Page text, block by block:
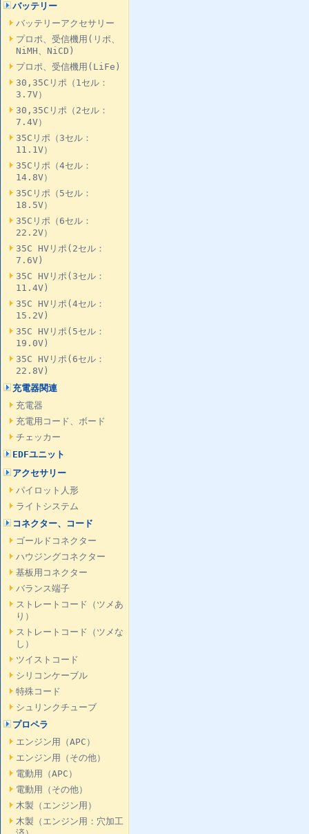
バッテリー
バッテリーアクセサリー
プロポ、受信機用(リポ、
NiMH、NiCD)
プロポ、受信機用(LiFe)
30,35Cリポ（1セル：
3.7V）
30,35Cリポ（2セル：
7.4V）
35Cリポ（3セル：
11.1V）
35Cリポ（4セル：
14.8V）
35Cリポ（5セル：
18.5V）
35Cリポ（6セル：
22.2V）
35C HVリポ(2セル：
7.6V)
35C HVリポ(3セル：
11.4V)
35C HVリポ(4セル：
15.2V)
35C HVリポ(5セル：
19.0V)
35C HVリポ(6セル：
22.8V)
充電器関連
充電器
充電用コード、ボード
チェッカー
EDFユニット
アクセサリー
パイロット人形
ライトシステム
コネクター、コード
ゴールドコネクター
ハウジングコネクター
基板用コネクター
バランス端子
ストレートコード（ツメあ
り）
ストレートコード（ツメな
し）
ツイストコード
シリコンケーブル
特殊コード
シュリンクチューブ
プロペラ
エンジン用（APC）
エンジン用（その他）
電動用（APC）
電動用（その他）
木製（エンジン用）
木製（エンジン用：穴加工